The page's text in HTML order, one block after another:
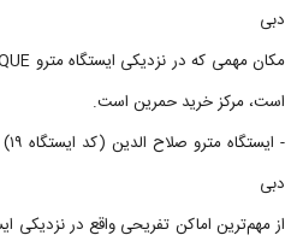
دبی
است، مرکز خرید حمرین است.
دبی